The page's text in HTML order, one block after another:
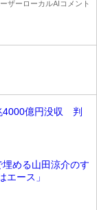
4000億円没収 判
める山田涼介のす
エース」